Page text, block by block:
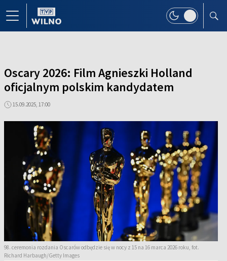
Oscary 2026: Film Agnieszki Holland
oficjalnym polskim kandydatem
15.09.2025, 17:00
98. ceremonia rozdania Oscarów odbędzie się w nocy z 15 na 16 marca 2026 roku, fot.
Richard Harbaugh/Getty Images